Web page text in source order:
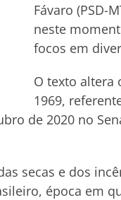
Fávaro (PSD-
neste
focos em
O texto altera
1969,
de 2020 no
secas e dos
época em